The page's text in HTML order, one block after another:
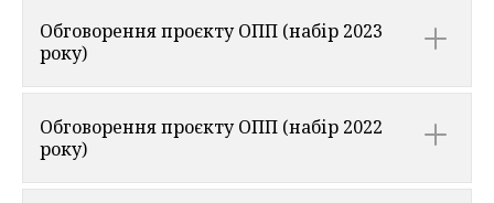
Обговорення проєкту ОПП (набір 2023
року)
Обговорення проєкту ОПП (набір 2022
року)